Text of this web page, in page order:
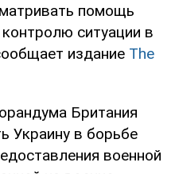
помощь
ситуации в
издание The
Британия
Украину в борьбе
военной